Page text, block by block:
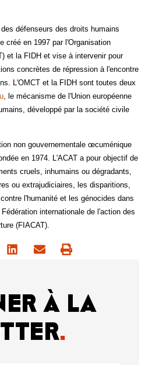
défenseurs des droits humains
créé en 1997 par l'Organisation
et la FIDH et vise à intervenir pour
concrètes de répression à l'encontre
L'OMCT et la FIDH sont toutes deux
, le mécanisme de l'Union européenne
développé par la société civile
non gouvernementale œcuménique
en 1974. L'ACAT a pour objectif de
cruels, inhumains ou dégradants,
ou extrajudiciaires, les disparitions,
l'humanité et les génocides dans
internationale de l'action des
(FIACAT).
À LA
.